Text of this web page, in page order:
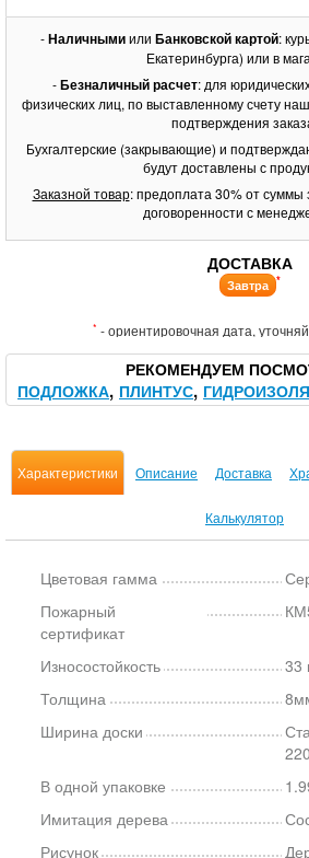
-Наличнымиили Банковской картой:
Екатеринбурга) или в
-Безналичный расчет: для
физических лиц, по выставленному счету
подтверждения
Бухгалтерские (закрывающие) и
будут доставлены с
Заказной товар: предоплата 30% от суммы
договоренности с
ДОСТАВКА
Завтра *
* - ориентировочная дата,
РЕКОМЕНДУЕМ
ПОДЛОЖКА ПЛИНТУС
Характеристики Описание Доставка
Калькулятор
Цветовая гамма
Пожарный
сертификат
Износостойкость
33
Толщина
Ширина доски
В одной упаковке
Имитация дерева
Рисунок